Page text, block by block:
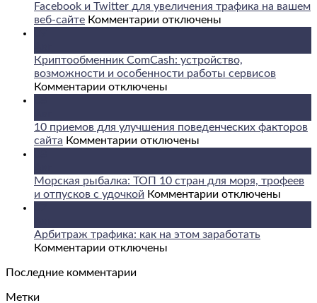
Facebook и Twitter для увеличения трафика на вашем
веб-сайте Комментарии к
максимально
эффективно
использовать
Twitter
для
на
вашем
отключены
Криптообменник ComCash: устройство,
возможности и особенности работы сервисов
Комментарии к
ComCash:
устройство,
особенности
работы
отключены
10 приемов для улучшения поведенческих факторов
сайта Комментарии к
приемов
для
факторов
сайта
отключены
Морская рыбалка: ТОП 10 стран для моря, трофеев
и отпусков с удочкой Комментарии к
рыбалка:
отключены
Арбитраж трафика: как на этом заработать
Комментарии к
Арбитраж
отключены
Последние комментарии
Метки